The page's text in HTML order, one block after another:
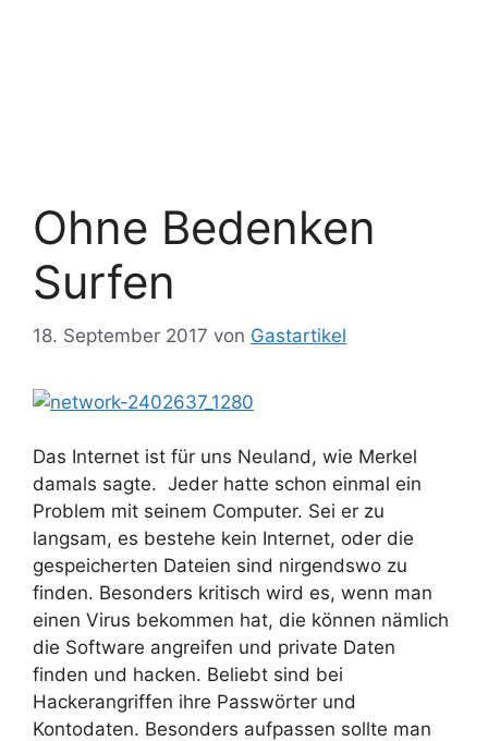
Ohne Bedenken
Surfen
18. September 2017 von Gastartikel
Das Internet ist für uns Neuland, wie Merkel
damals sagte. Jeder hatte schon einmal ein
Problem mit seinem Computer. Sei er zu
langsam, es bestehe kein Internet, oder die
gespeicherten Dateien sind nirgendswo zu
finden. Besonders kritisch wird es, wenn man
einen Virus bekommen hat, die können nämlich
die Software angreifen und private Daten
finden und hacken. Beliebt sind bei
Hackerangriffen ihre Passwörter und
Kontodaten. Besonders aufpassen sollte man